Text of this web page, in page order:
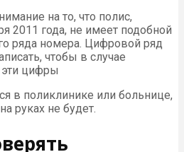
на то, что полис,
2011 года, не имеет подобной
ряда номера. Цифровой ряд
чтобы в случае
эти цифры
в поликлинике или больнице,
руках не будет.